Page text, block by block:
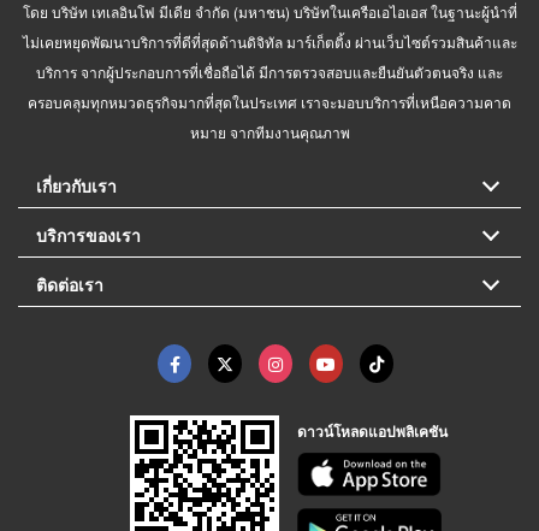
โดย บริษัท เทเลอินโฟ มีเดีย จำกัด (มหาชน) บริษัทในเครือเอไอเอส ในฐานะผู้นำที่
ไม่เคยหยุดพัฒนาบริการที่ดีที่สุดด้านดิจิทัล มาร์เก็ตติ้ง ผ่านเว็บไซต์รวมสินค้าและ
บริการ จากผู้ประกอบการที่เชื่อถือได้ มีการตรวจสอบและยืนยันตัวตนจริง และ
ครอบคลุมทุกหมวดธุรกิจมากที่สุดในประเทศ เราจะมอบบริการที่เหนือความคาด
หมาย จากทีมงานคุณภาพ
เกี่ยวกับเรา
บริการของเรา
ติดต่อเรา
ดาวน์โหลดแอปพลิเคชัน